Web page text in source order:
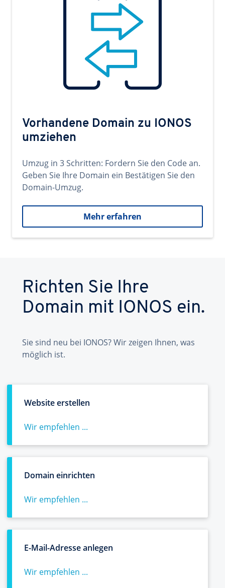
Vorhandene Domain zu IONOS
umziehen
Umzug in 3 Schritten: Fordern Sie den Code an.
Geben Sie Ihre Domain ein Bestätigen Sie den
Domain-Umzug.
Mehr erfahren
Richten Sie Ihre
Domain mit IONOS ein.
Sie sind neu bei IONOS? Wir zeigen Ihnen, was
möglich ist.
Website erstellen
Wir empfehlen ...
Domain einrichten
Wir empfehlen ...
E-Mail-Adresse anlegen
Wir empfehlen ...